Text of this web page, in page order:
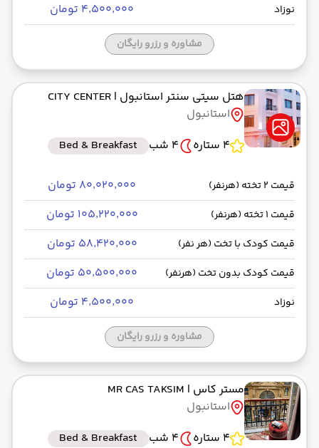
نوزاد ۴٬۵۰۰٬۰۰۰ تومان
مشاوره و رزرو رایگان
هتل سیتی سنتر استانبول | CITY CENTER
استانبول
4 ستاره
4 شب Bed & Breakfast
قیمت 2 تخته (هرنفر) ۸۰٬۰۲۰٬۰۰۰ تومان
قیمت 1 تخته (هرنفر) ۱۰۵٬۲۲۰٬۰۰۰ تومان
قیمت کودک با تخت (هر نفر) ۵۸٬۴۲۰٬۰۰۰ تومان
قیمت کودک بدون تخت (هرنفر) ۵۰٬۵۰۰٬۰۰۰ تومان
نوزاد ۴٬۵۰۰٬۰۰۰ تومان
مشاوره و رزرو رایگان
مستر کاس | MR CAS TAKSIM
استانبول
4 ستاره
4 شب Bed & Breakfast